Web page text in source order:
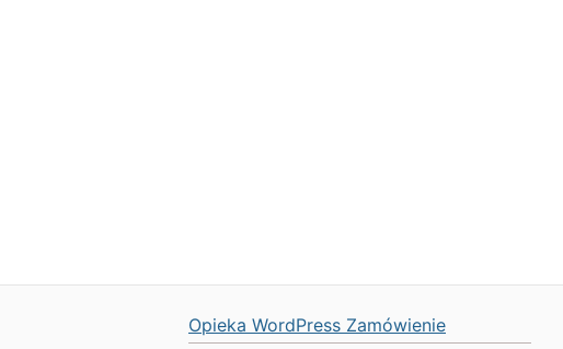
Opieka WordPress Zamówienie